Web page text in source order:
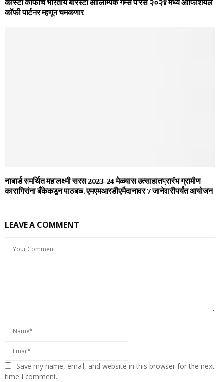
कोस्‍टा कॉफीचे भारतीय बॅरिस्‍टा ऑलिम्पिक गेम्‍स पॅरिस २०२४ मध्‍ये ऑफिशियल
कॉफी पार्टनर म्‍हणून चमकणार
नाबार्ड समर्थित महालक्ष्मी सरस 2023-24 मेळ्यास उत्साहातप्रारंभ ग्रामीण
कारागिरांना बँकेकडून पाठबळ, एमएमआरडीएमैदानावर 7 जानेवारीपर्यंत आयोजन
LEAVE A COMMENT
Save my name, email, and website in this browser for the next
time I comment.